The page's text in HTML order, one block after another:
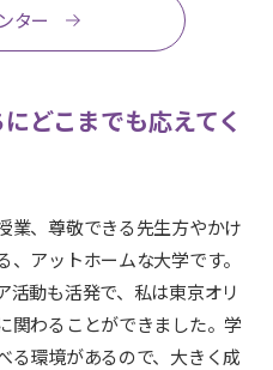
ター
どこまでも応えてく
業、尊敬できる先生方やかけ
アットホームな大学です。
活動も活発で、私は東京オリ
関わることができました。学
る環境があるので、大きく成